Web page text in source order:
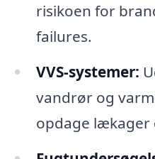
risikoen for
failures.
VVS-systemer:
vandrør og
opdage lækager